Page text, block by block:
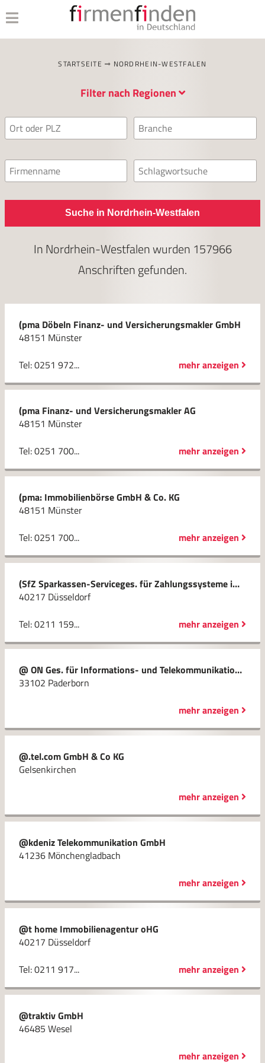
STARTSEITE NORDRHEIN-WESTFALEN
Filter nach Regionen
Suche in Nordrhein-Westfalen
InNordrhein-Westfalenwurden 157966
Anschriften gefunden.
(pma Döbeln Finanz- und Versicherungsmakler GmbH
48151 Münster
Tel: 0251 972...
mehr anzeigen
(pma Finanz- und Versicherungsmakler AG
48151 Münster
Tel: 0251 700...
mehr anzeigen
(pma: Immobilienbörse GmbH & Co. KG
48151 Münster
Tel: 0251 700...
mehr anzeigen
(SfZ Sparkassen-Serviceges. für Zahlungssysteme im Rheinland mbH & Co. KG
40217 Düsseldorf
Tel: 0211 159...
mehr anzeigen
@ ON Ges. für Informations- und Telekommunikationssysteme mbH
33102 Paderborn
mehr anzeigen
@.tel.com GmbH & Co KG
Gelsenkirchen
mehr anzeigen
@kdeniz Telekommunikation GmbH
41236 Mönchengladbach
mehr anzeigen
@t home Immobilienagentur oHG
40217 Düsseldorf
Tel: 0211 917...
mehr anzeigen
@traktiv GmbH
46485 Wesel
mehr anzeigen